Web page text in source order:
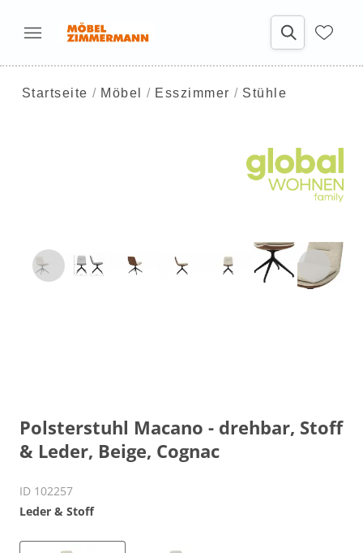
Startseite Möbel Esszimmer Stühle
Polsterstuhl Macano - drehbar, Stoff
& Leder, Beige, Cognac
ID 102257
Leder & Stoff